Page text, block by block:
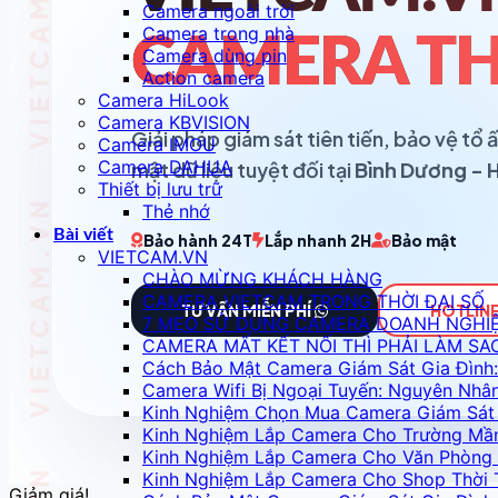
Camera ngoài trời
Camera trong nhà
Camera dùng pin
Action camera
Camera HiLook
Camera KBVISION
Camera IMOU
Camera DAHUA
Thiết bị lưu trữ
Thẻ nhớ
Bài viết
VIETCAM.VN
CHÀO MỪNG KHÁCH HÀNG
CAMERA VIETCAM TRONG THỜI ĐẠI SỐ
7 MẸO SỬ DỤNG CAMERA DOANH
CAMERA MẤT KẾT NỐI THÌ PHẢI LÀM
Cách Bảo Mật Camera Giám Sát Gia
Camera Wifi Bị Ngoại Tuyến: Nguyên
Kinh Nghiệm Chọn Mua Camera Giám
Kinh Nghiệm Lắp Camera Cho Trường
Kinh Nghiệm Lắp Camera Cho Văn
Kinh Nghiệm Lắp Camera Cho Shop Thời
CAMERA
Giải pháp giám sát tiên tiến, bảo vệ tổ
mật dữ liệu tuyệt đối tại Bình Dương -
Bảo hành 24T Lắp nhanh 2H Bảo mật
TƯ VẤN MIỄN PHÍ